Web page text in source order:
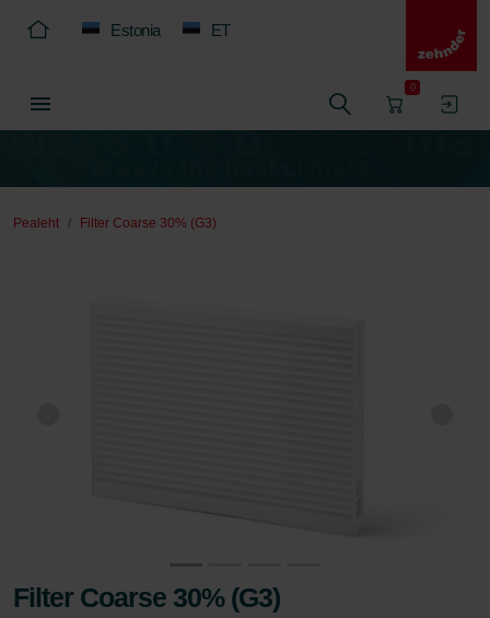
Estonia ET
0
Pealeht Filter Coarse 30% (G3)
Filter Coarse 30% (G3)